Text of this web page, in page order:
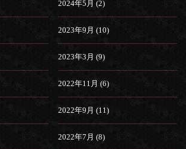
2024年5月 (2)
2023年9月 (10)
2023年3月 (9)
2022年11月 (6)
2022年9月 (11)
2022年7月 (8)